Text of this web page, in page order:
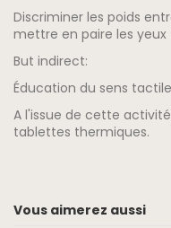
Discriminer les poids
mettre en paire les yeux
But indirect:
Éducation du sens
A l'issue de cette
tablettes thermiques.
Vous aimerez aussi